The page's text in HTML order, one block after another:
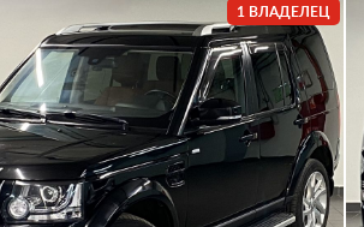
1 ВЛАДЕЛЕЦ